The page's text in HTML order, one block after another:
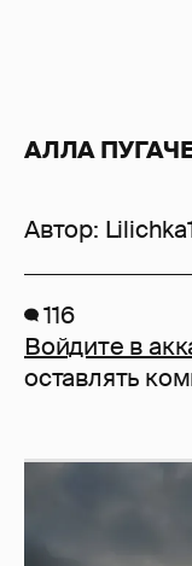
АЛЛА
Автор:
116
Войдите в
оставлять